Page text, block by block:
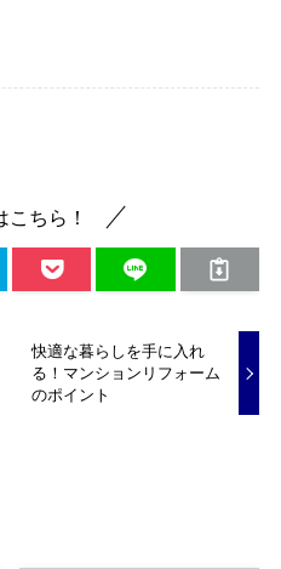
こちら！
快適な暮らしを手に入れ
る！マンションリフォーム
のポイント